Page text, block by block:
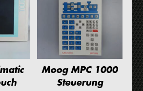
Moog MPC 1000
Steuerung